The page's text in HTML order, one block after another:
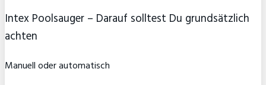
Intex Poolsauger – Darauf solltest Du grundsätzlich
achten
Manuell oder automatisch